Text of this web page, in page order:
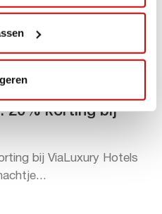
20% korting bij
bij ViaLuxury Hotels